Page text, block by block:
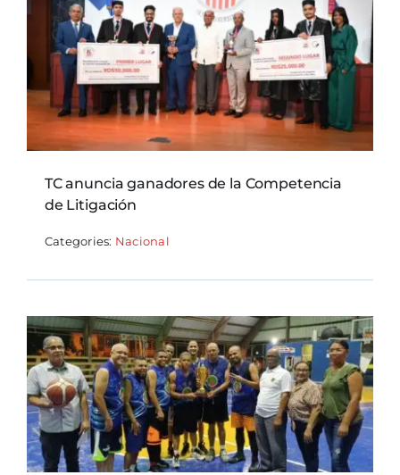
TC anuncia ganadores de la Competencia
de Litigación
Categories: Nacional